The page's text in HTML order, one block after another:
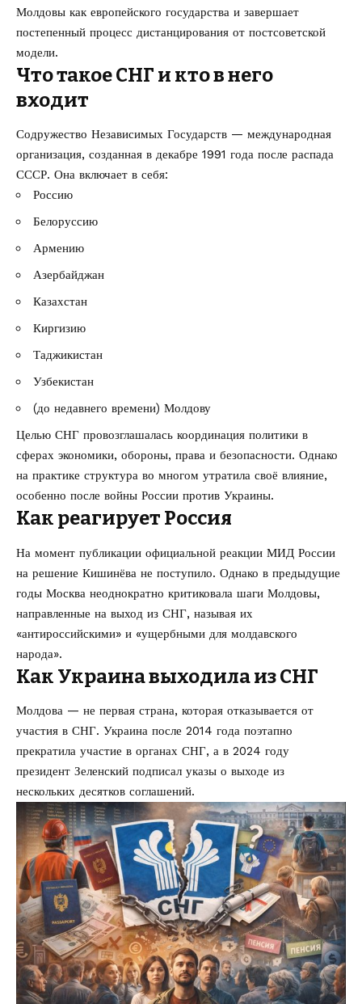
Молдовы как европейского государства и завершает
постепенный процесс дистанцирования от постсоветской
модели.
Что такое СНГ и кто в него
входит
Содружество Независимых Государств — международная
организация, созданная в декабре 1991 года после распада
СССР. Она включает в себя:
Россию
Белоруссию
Армению
Азербайджан
Казахстан
Киргизию
Таджикистан
Узбекистан
(до недавнего времени) Молдову
Целью СНГ провозглашалась координация политики в
сферах экономики, обороны, права и безопасности. Однако
на практике структура во многом утратила своё влияние,
особенно после войны России против Украины.
Как реагирует Россия
На момент публикации официальной реакции МИД России
на решение Кишинёва не поступило. Однако в предыдущие
годы Москва неоднократно критиковала шаги Молдовы,
направленные на выход из СНГ, называя их
«антироссийскими» и «ущербными для молдавского
народа».
Как Украина выходила из СНГ
Молдова — не первая страна, которая отказывается от
участия в СНГ. Украина после 2014 года поэтапно
прекратила участие в органах СНГ, а в 2024 году
президент Зеленский подписал указы о выходе из
нескольких десятков соглашений.